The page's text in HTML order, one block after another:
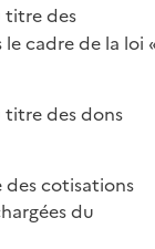
titre des
cadre de la loi
des dons
cotisations
du